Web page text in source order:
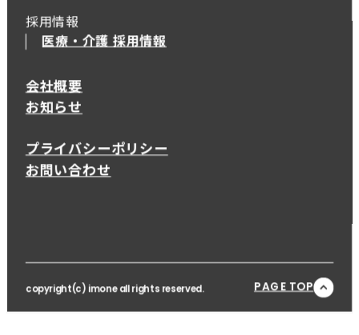
採用情報
医療・介護 採用情報
会社概要
お知らせ
プライバシーポリシー
お問い合わせ
copyright(c) imone all rights reserved. PAGE TOP